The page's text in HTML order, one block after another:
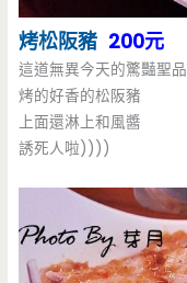
烤松阪豬 200元
這道無異今天的驚豔聖品
烤的好香的松阪豬
上面還淋上和風醬
誘死人啦))))